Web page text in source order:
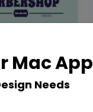
Mac App
Needs